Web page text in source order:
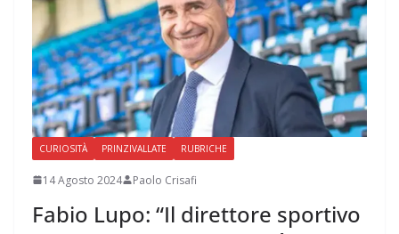
CURIOSITÀ PRINZIVALLATE RUBRICHE
14 Agosto 2024 Paolo Crisafi
Fabio Lupo: “Il direttore sportivo